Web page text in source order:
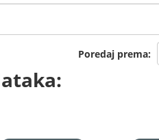
Poredaj prema